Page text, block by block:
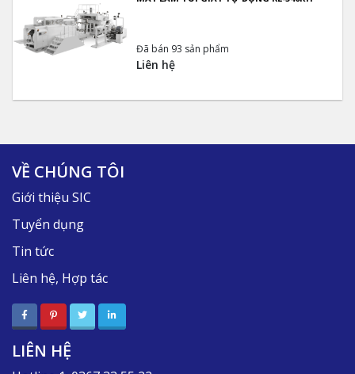
Đã bán 93 sản phẩm
Liên hệ
VỀ CHÚNG TÔI
Giới thiệu SIC
Tuyển dụng
Tin tức
Liên hệ, Hợp tác
LIÊN HỆ